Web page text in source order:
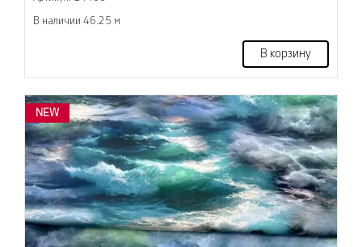
В наличии 46.25 м
В корзину
NEW